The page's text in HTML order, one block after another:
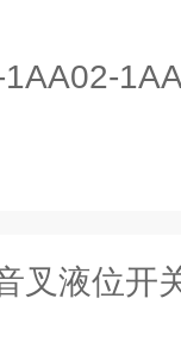
液位开关